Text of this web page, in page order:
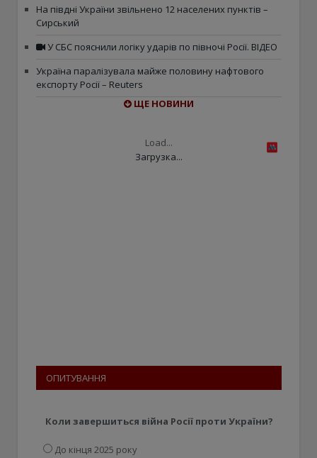
На півдні України звільнено 12 населених пунктів –
Сирський
У СБС пояснили логіку ударів по півночі Росії. ВІДЕО
Україна паралізувала майже половину нафтового
експорту Росії – Reuters
ЩЕ НОВИНИ
Load...
Загрузка...
ОПИТУВАННЯ
Коли завершиться війна Росії проти України?
До кінця 2025 року